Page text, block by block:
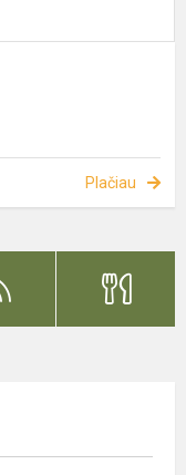
Plačiau